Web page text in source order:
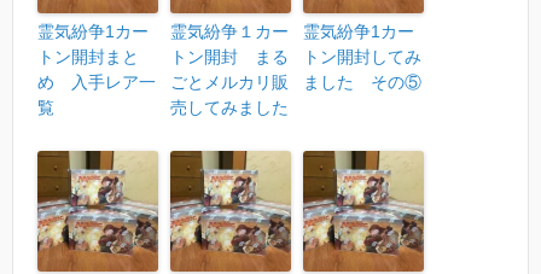
霊気紛争1カー
トン開封まと
め 入手レア一
覧
霊気紛争１カー
トン開封 まる
ごとメルカリ販
売してみました
霊気紛争1カー
トン開封してみ
ました その⑤